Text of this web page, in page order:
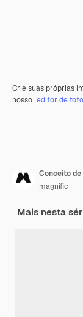
Crie suas próprias
nosso editor de
Conceito
magnific
Mais nesta